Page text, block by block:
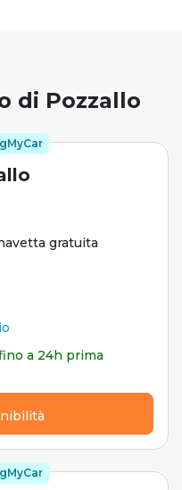
di Pozzallo
gratuita
a 24h prima